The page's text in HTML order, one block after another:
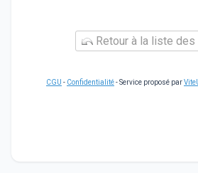
Retour à la liste
CGU - Confidentialité- Service proposé par